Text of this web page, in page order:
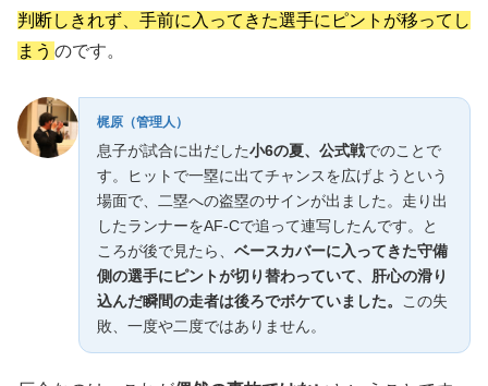
判断しきれず、手前に入ってきた選手にピントが移ってし
まう のです。
梶原（管理人）
息子が試合に出だした小6の夏、公式戦でのことで
す。ヒットで一塁に出てチャンスを広げようという
場面で、二塁への盗塁のサインが出ました。走り出
したランナーをAF-Cで追って連写したんです。と
ころが後で見たら、 ベースカバーに入ってきた守備
側の選手にピントが切り替わっていて、肝心の滑り
込んだ瞬間の走者は後ろでボケていました。 この失
敗、一度や二度ではありません。